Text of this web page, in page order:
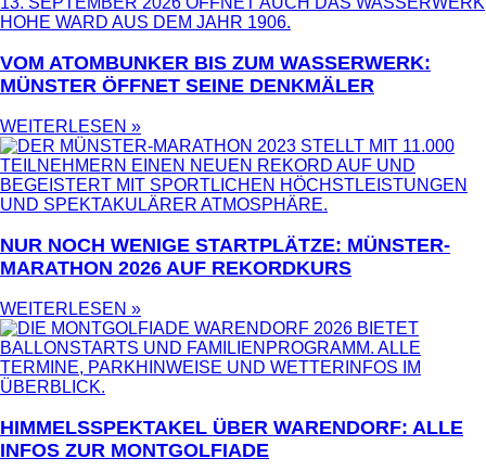
VOM ATOMBUNKER BIS ZUM WASSERWERK:
MÜNSTER ÖFFNET SEINE DENKMÄLER
WEITERLESEN »
NUR NOCH WENIGE STARTPLÄTZE: MÜNSTER-
MARATHON 2026 AUF REKORDKURS
WEITERLESEN »
HIMMELSSPEKTAKEL ÜBER WARENDORF: ALLE
INFOS ZUR MONTGOLFIADE